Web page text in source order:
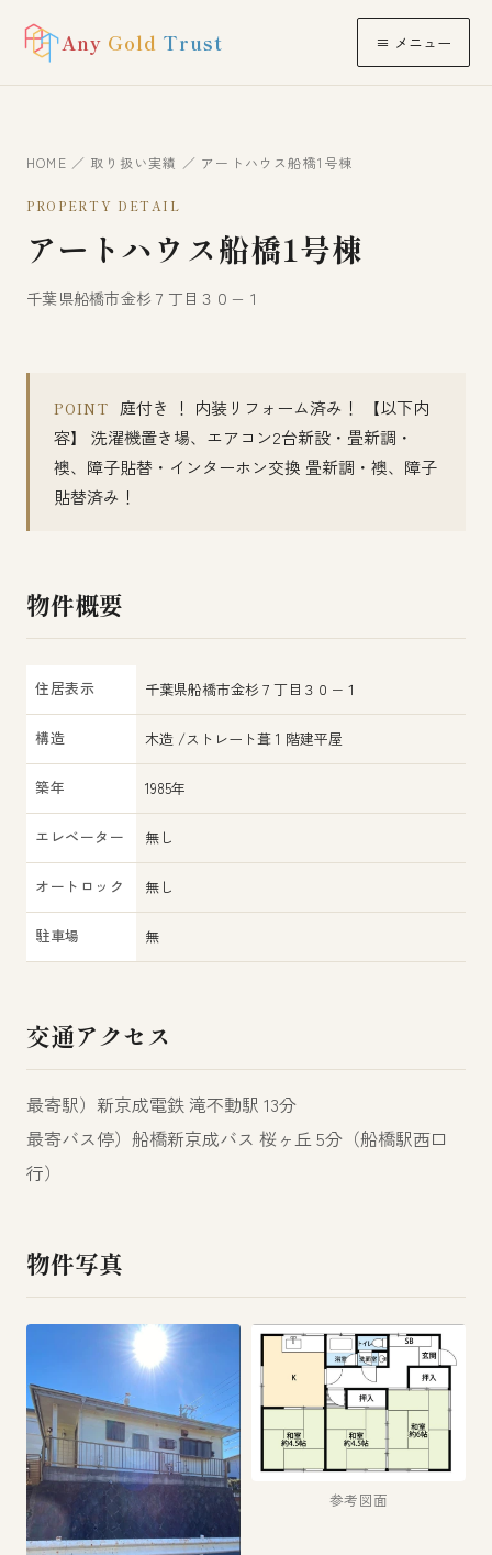
Any Gold Trust ≡ メニュー
HOME ／ 取り扱い実績 ／ アートハウス船橋1号棟
PROPERTY DETAIL
アートハウス船橋1号棟
千葉県船橋市金杉７丁目３０−１
POINT
庭付き ！ 内装リフォーム済み！ 【以下内
容】 洗濯機置き場、エアコン2台新設・畳新調・
襖、障子貼替・インターホン交換 畳新調・襖、障子
貼替済み！
物件概要
住居表示 千葉県船橋市金杉７丁目３０−１
構造 木造 /ストレート葺 1 階建平屋
築年 1985年
エレベーター 無し
オートロック 無し
駐車場 無
交通アクセス
最寄駅）新京成電鉄 滝不動駅 13分
最寄バス停）船橋新京成バス 桜ヶ丘 5分（船橋駅西口
行）
物件写真
参考図面